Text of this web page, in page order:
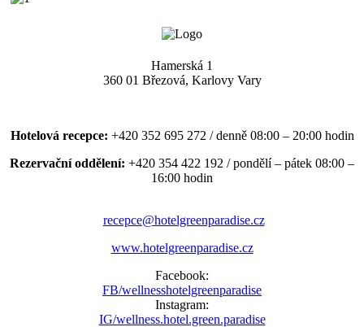
Hamerská 1
360 01 Březová, Karlovy Vary
Hotelová recepce: +420 352 695 272 / denně 08:00 – 20:00 hodin
Rezervační oddělení: +420 354 422 192 / pondělí – pátek 08:00 –
16:00 hodin
recepce@hotelgreenparadise.cz
www.hotelgreenparadise.cz
Facebook:
FB/wellnesshotelgreenparadise
Instagram:
IG/wellness.hotel.green.paradise